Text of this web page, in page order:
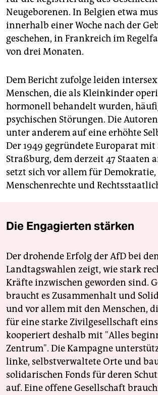
Neugeborenen. In Belgien etwa
innerhalb einer Woche nach der
geschehen, in Frankreich im
von drei Monaten.
Dem Bericht zufolge leiden
Menschen, die als Kleinkinder
hormonell behandelt wurden,
psychischen Störungen. Die
unter anderem auf eine erhöhte
Der 1949 gegründete Europarat mit
Straßburg, dem derzeit 47 Staaten
setzt sich vor allem für Demokratie,
Menschenrechte und
Die Engagierten stärken
Der drohende Erfolg der AfD bei
Landtagswahlen zeigt, wie stark
Kräfte inzwischen geworden sind.
braucht es Zusammenhalt und
und vor allem mit den Menschen,
für eine starke Zivilgesellschaft
kooperiert deshalb mit "Alles
Zentrum". Die Kampagne
linke, selbstverwaltete Orte und
solidarischen Fonds für deren
auf. Eine offene Gesellschaft